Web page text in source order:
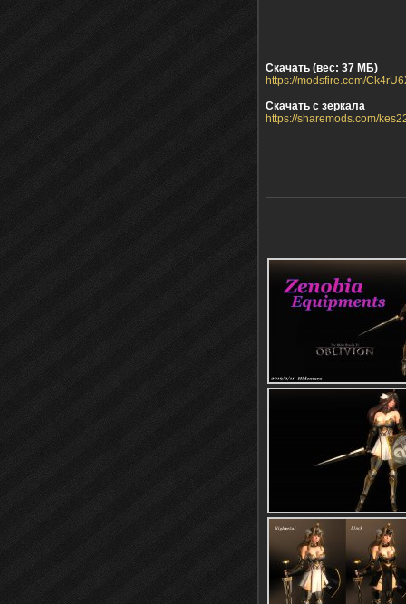
Скачать (вес: 37 МБ)
https://modsfire.com/
Скачать с зеркала
https://sharemods.com/